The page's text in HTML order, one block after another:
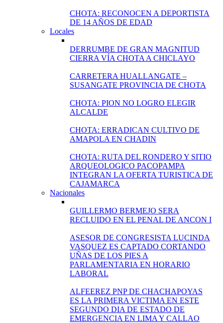
CHOTA: RECONOCEN A DEPORTISTA
DE 14 AÑOS DE EDAD
Locales
DERRUMBE DE GRAN MAGNITUD
CIERRA VÍA CHOTA A CHICLAYO
CARRETERA HUALLANGATE –
SUSANGATE PROVINCIA DE CHOTA
CHOTA: PION NO LOGRO ELEGIR
ALCALDE
CHOTA: ERRADICAN CULTIVO DE
AMAPOLA EN CHADIN
CHOTA: RUTA DEL RONDERO Y SITIO
ARQUEOLOGICO PACOPAMPA
INTEGRAN LA OFERTA TURISTICA DE
CAJAMARCA
Nacionales
GUILLERMO BERMEJO SERA
RECLUIDO EN EL PENAL DE ANCON I
ASESOR DE CONGRESISTA LUCINDA
VASQUEZ ES CAPTADO CORTANDO
UÑAS DE LOS PIES A
PARLAMENTARIA EN HORARIO
LABORAL
ALFEEREZ PNP DE CHACHAPOYAS
ES LA PRIMERA VICTIMA EN ESTE
SEGUNDO DIA DE ESTADO DE
EMERGENCIA EN LIMA Y CALLAO